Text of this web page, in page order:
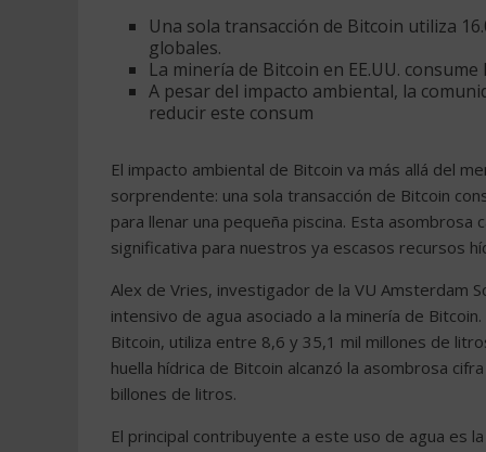
Una sola transacción de Bitcoin utiliza
globales.
La minería de Bitcoin en EE.UU.
A pesar del impacto ambiental, la
reducir este consum
El impacto ambiental de Bitcoin va más allá del
sorprendente: una sola transacción de Bitcoin
para llenar una pequeña piscina. Esta
significativa para nuestros ya escasos recursos
Alex de Vries, investigador de la VU Amsterdam
intensivo de agua asociado a la minería de
Bitcoin, utiliza entre 8,6 y 35,1 mil millones de
huella hídrica de Bitcoin alcanzó la asombrosa
billones de litros.
El principal contribuyente a este uso de agua es